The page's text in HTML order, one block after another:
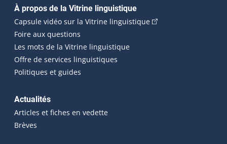
Navigation principale
À propos de la Vitrine linguistique
Capsule vidéo sur la Vitrine linguistique(Cet hyperlien
Foire aux questions
Les mots de la Vitrine linguistique
Offre de services linguistiques
Politiques et guides
Actualités
Articles et fiches en vedette
Brèves